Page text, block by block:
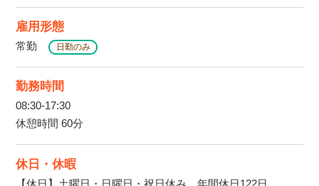
雇用形態
常勤 日勤のみ
勤務時間
08:30-17:30
休憩時間 60分
休日・休暇
【休日】土曜日・日曜日・祝日休み、年間休日122日